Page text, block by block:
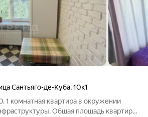
Сантьяго-де-Куба,10к1
1 комнатная квартира в окружении
Общая площадь квартиры